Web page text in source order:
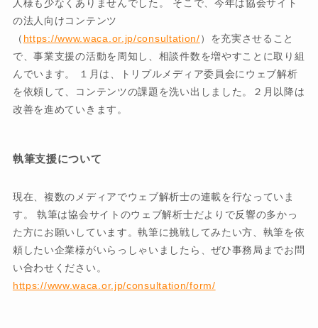
人様も少なくありませんでした。 そこで、今年は協会サイト
の法人向けコンテンツ
（ https://www.waca.or.jp/consultation/）を充実させること
で、事業支援の活動を周知し、相談件数を増やすことに取り組
んでいます。 １月は、トリプルメディア委員会にウェブ解析
を依頼して、コンテンツの課題を洗い出しました。２月以降は
改善を進めていきます。
執筆支援について
現在、複数のメディアでウェブ解析士の連載を行なっていま
す。 執筆は協会サイトのウェブ解析士だよりで反響の多かっ
た方にお願いしています。執筆に挑戦してみたい方、執筆を依
頼したい企業様がいらっしゃいましたら、ぜひ事務局までお問
い合わせください。
https://www.waca.or.jp/consultation/form/